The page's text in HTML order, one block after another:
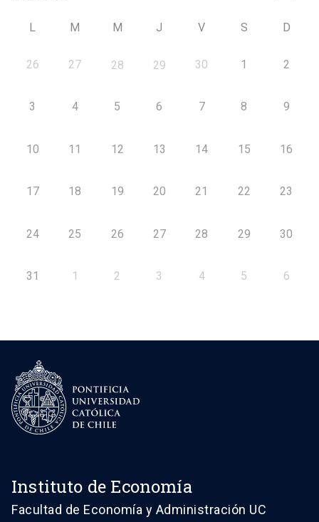
L M M J V S D
26 27 28 29 30 1 2
3 4 5 6 7 8 9
10 11 12 13 14 15 16
17 18 19 20 21 22 23
24 25 26 27 28 29 30
31 1 2 3 4 5 6
Instituto de Economía
Facultad de Economía y Administración UC